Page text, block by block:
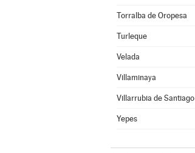
Torralba de Oropesa
Turleque
Velada
Villaminaya
Villarrubia de Santiago
Yepes